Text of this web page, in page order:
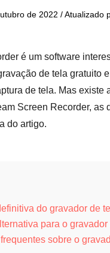
de 2022 / Atualizado
é um software
de tela gratuito
de tela. Mas
Screen Recorder,
do artigo.
do gravador de
para o
sobre o